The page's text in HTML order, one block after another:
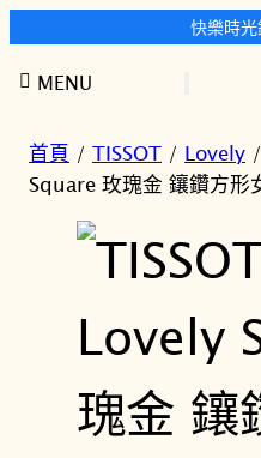
快樂時
至 MENU
首頁 / TISSOT / Lovely
Square 玫瑰金 鑲鑽方